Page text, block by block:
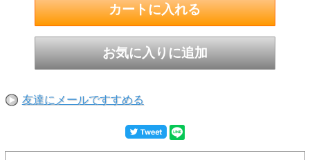
友達にメールですすめる